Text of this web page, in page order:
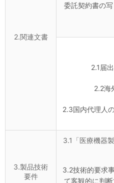
2.関連文書
委託契約書の
2.1届
2.2海
2.3国内代理人
3.製品技術
要件
3.1「医療機器
3.2技術的要求
て客観的に判